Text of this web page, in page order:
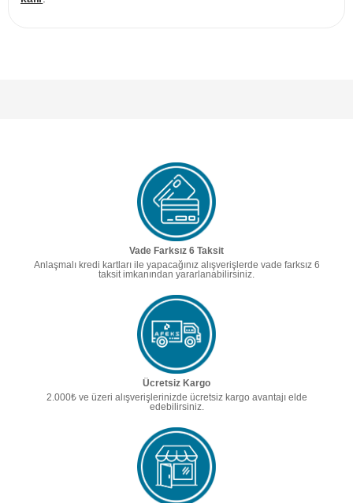
Vade Farksız 6 Taksit
Anlaşmalı kredi kartları ile yapacağınız alışverişlerde vade farksız 6
taksit imkanından yararlanabilirsiniz.
Ücretsiz Kargo
2.000₺ ve üzeri alışverişlerinizde ücretsiz kargo avantajı elde
edebilirsiniz.